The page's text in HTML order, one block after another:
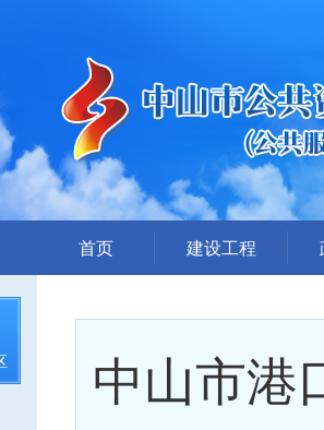
首页 建设工程
招标文件提前公示
招标公告
答疑、澄清
中山市港